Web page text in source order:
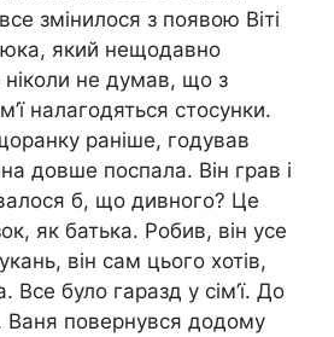
змінилося з появою Віті
який нещодавно
не думав, що з
налагодяться стосунки.
раніше, годував
довше поспала. Він грав і
б, що дивного? Це
як батька. Робив, він усе
він сам цього хотів,
було гаразд у сім’ї. До
Ваня повернувся додому